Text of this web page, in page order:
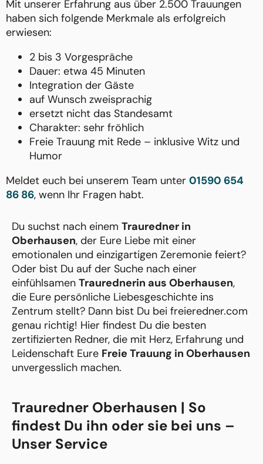
Mit unserer Erfahrung aus über 2.500 Trauungen
haben sich folgende Merkmale als erfolgreich
erwiesen:
2 bis 3 Vorgespräche
Dauer: etwa 45 Minuten
Integration der Gäste
auf Wunsch zweisprachig
ersetzt nicht das Standesamt
Charakter: sehr fröhlich
Freie Trauung mit Rede – inklusive Witz und
Humor
Meldet euch bei unserem Team unter 01590 654
86 86, wenn Ihr Fragen habt.
Du suchst nach einem Trauredner in
Oberhausen, der Eure Liebe mit einer
emotionalen und einzigartigen Zeremonie feiert?
Oder bist Du auf der Suche nach einer
einfühlsamen Traurednerin aus Oberhausen,
die Eure persönliche Liebesgeschichte ins
Zentrum stellt? Dann bist Du bei freieredner.com
genau richtig! Hier findest Du die besten
zertifizierten Redner, die mit Herz, Erfahrung und
Leidenschaft Eure Freie Trauung in Oberhausen
unvergesslich machen.
Trauredner Oberhausen | So
findest Du ihn oder sie bei uns –
Unser Service